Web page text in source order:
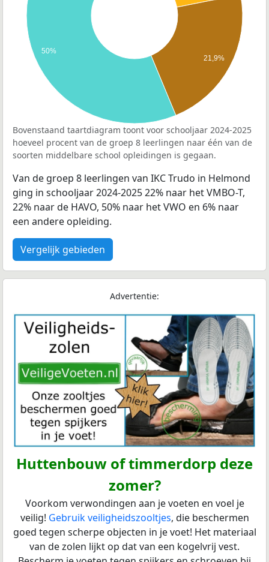
21,9%
50%
Bovenstaand taartdiagram toont voor schooljaar 2024-2025
hoeveel procent van de groep 8 leerlingen naar één van de
soorten middelbare school opleidingen is gegaan.
Van de groep 8 leerlingen van IKC Trudo in Helmond
ging in schooljaar 2024-2025 22% naar het VMBO-T,
22% naar de HAVO, 50% naar het VWO en 6% naar
een andere opleiding.
Vergelijk gebieden
Advertentie:
Huttenbouw of timmerdorp deze
zomer?
Voorkom verwondingen aan je voeten en voel je
veilig! Gebruik veiligheidszooltjes, die beschermen
goed tegen scherpe objecten in je voet! Het materiaal
van de zolen lijkt op dat van een kogelvrij vest.